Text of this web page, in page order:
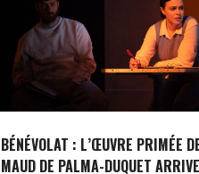
BÉNÉVOLAT : L’ŒUVRE PRIMÉE
MAUD DE PALMA-DUQUET